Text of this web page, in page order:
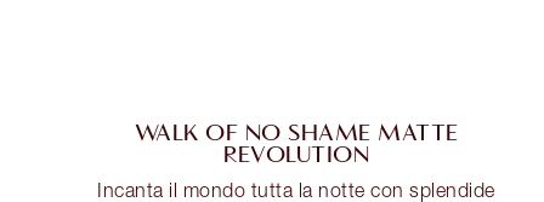
WALK OF NO SHAME MATTE
REVOLUTION
Incanta il mondo tutta la notte con splendide